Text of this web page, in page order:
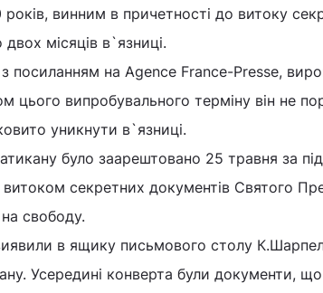
винним в причетності до витоку
місяців в`язниці.
посиланням на Agence France-Presse,
цього випробувального терміну він не
уникнути в`язниці.
було заарештовано 25 травня за
секретних документів Святого
свободу.
в ящику письмового столу
Усередині конверта були документи,